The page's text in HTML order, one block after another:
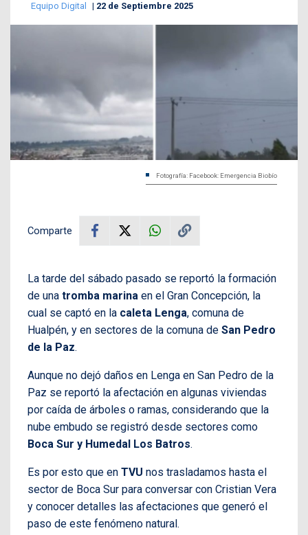
Equipo Digital 22 de Septiembre 2025
Fotografía: Facebook: Emergencia Biobío
Comparte
La tarde del sábado pasado se reportó la formación
de una tromba marina en el Gran Concepción, la
cual se captó en la caleta Lenga, comuna de
Hualpén, y en sectores de la comuna de San Pedro
de la Paz.
Aunque no dejó daños en Lenga en San Pedro de la
Paz se reportó la afectación en algunas viviendas
por caída de árboles o ramas, considerando que la
nube embudo se registró desde sectores como
Boca Sur y Humedal Los Batros.
Es por esto que en TVU nos trasladamos hasta el
sector de Boca Sur para conversar con Cristian Vera
y conocer detalles las afectaciones que generó el
paso de este fenómeno natural.